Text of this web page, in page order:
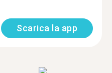
Scarica la app